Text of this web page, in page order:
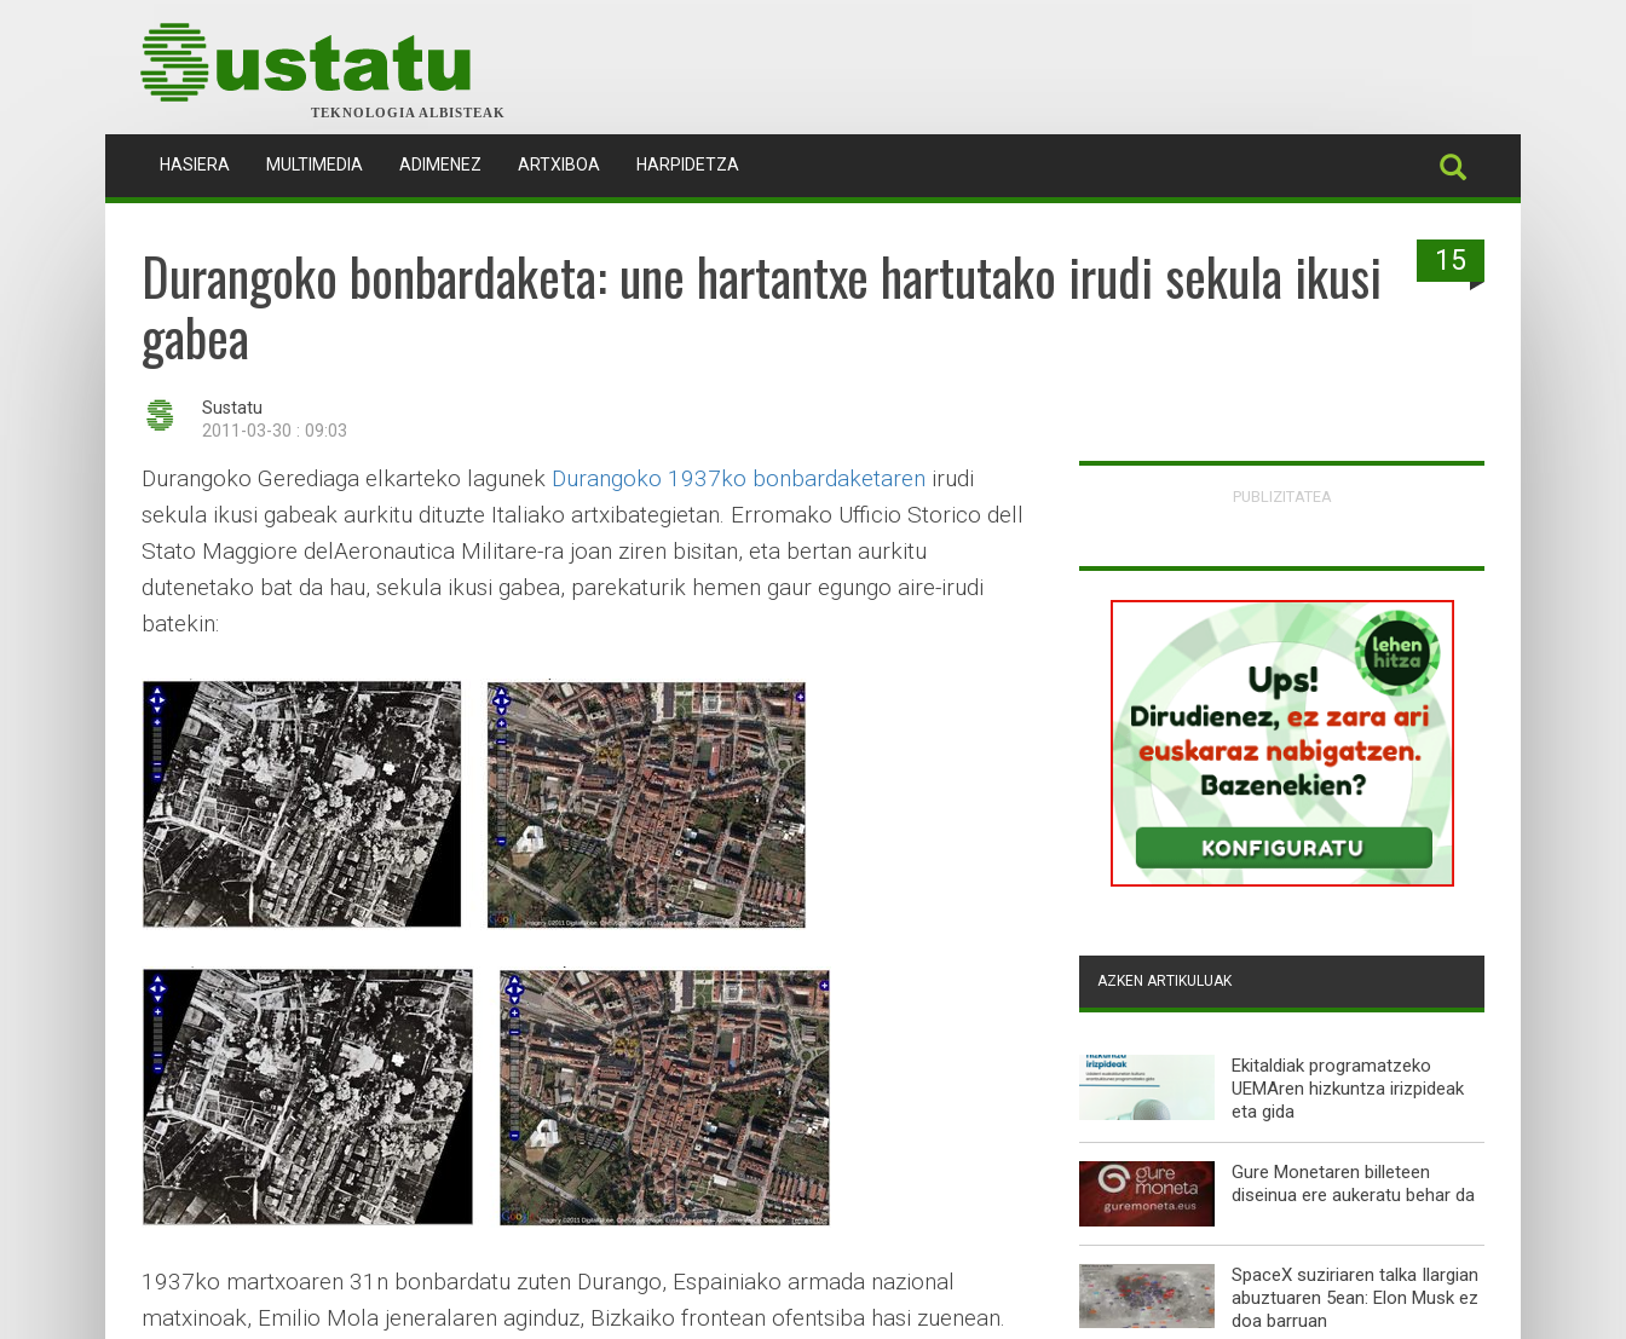
TEKNOLOGIA ALBISTEAK
HASIERA (CURRENT)
MULTIMEDIA ADIMENEZ ARTXIBOA HARPIDETZA
15
Durangoko bonbardaketa: une hartantxe hartutako irudi sekula ikusi
gabea
Sustatu
2011-03-30 : 09:03
Durangoko Gerediaga elkarteko lagunek Durangoko 1937ko bonbardaketaren irudi
sekula ikusi gabeak aurkitu dituzte Italiako artxibategietan. Erromako Ufficio Storico dell
Stato Maggiore delAeronautica Militare-ra joan ziren bisitan, eta bertan aurkitu
dutenetako bat da hau, sekula ikusi gabea, parekaturik hemen gaur egungo aire-irudi
batekin:
1937ko martxoaren 31n bonbardatu zuten Durango, Espainiako armada nazional
matxinoak, Emilio Mola jeneralaren aginduz, Bizkaiko frontean ofentsiba hasi zuenean.
PUBLIZITATEA
AZKEN ARTIKULUAK
Ekitaldiak programatzeko
UEMAren hizkuntza irizpideak
eta gida
Gure Monetaren billeteen
diseinua ere aukeratu behar da
SpaceX suziriaren talka Ilargian
abuztuaren 5ean: Elon Musk ez
doa barruan